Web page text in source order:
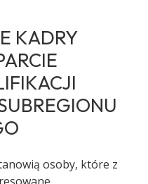
KADRY
osoby, które z